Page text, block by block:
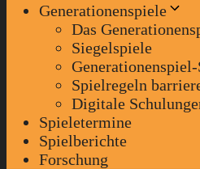
Generationenspiele
Das
Siegelspiele
Spielregeln
Digitale
Spieletermine
Spielberichte
Forschung